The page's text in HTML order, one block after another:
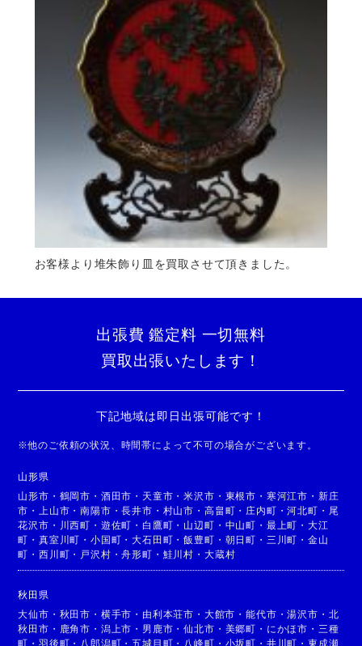
お客様より堆朱飾り皿を買取させて頂きました。
出張費 鑑定料 一切無料
買取出張いたします！
下記地域は即日出張可能です！
※他のご依頼の状況、時間帯によって不可の場合がございます。
山形県
山形市 ・ 鶴岡市 ・ 酒田市 ・ 天童市 ・米沢市 ・ 東根市 ・ 寒河江市 ・ 新庄
市 ・ 上山市 ・南陽市 ・長井市 ・ 村山市 ・ 高畠町 ・ 庄内町 ・河北町 ・ 尾
花沢市 ・ 川西町 ・ 遊佐町 ・ 白鷹町 ・ 山辺町 ・ 中山町 ・ 最上町 ・ 大江
町 ・真室川町 ・小国町 ・大石田町 ・飯豊町 ・ 朝日町 ・ 三川町 ・ 金山
町 ・西川町 ・ 戸沢村 ・舟形町 ・ 鮭川村 ・ 大蔵村
秋田県
大仙市 ・ 秋田市 ・ 横手市 ・ 由利本荘市 ・ 大館市 ・能代市 ・湯沢市 ・ 北
秋田市 ・ 鹿角市 ・ 潟上市 ・ 男鹿市 ・仙北市 ・ 美郷町 ・ にかほ市 ・ 三種
町 ・羽後町 ・ 八郎潟町 ・五城目町 ・ 八峰町 ・ 小坂町 ・ 井川町 ・ 東成瀬